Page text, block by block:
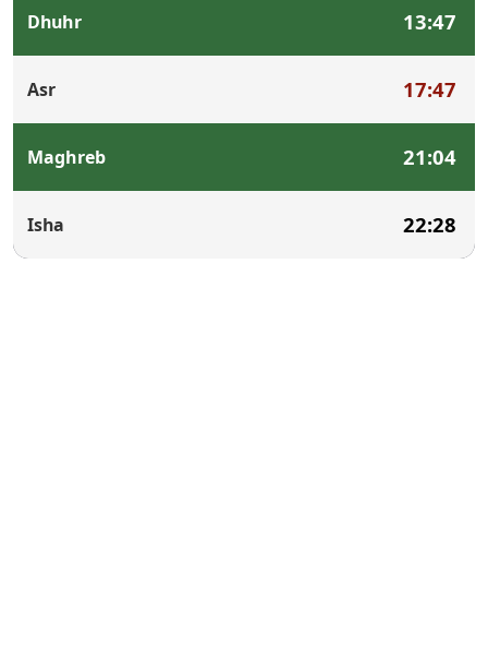
Dhuhr 13:47
Asr 17:47
Maghreb 21:04
Isha 22:28